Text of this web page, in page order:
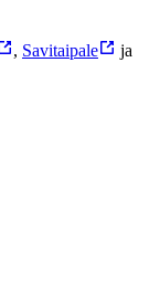
, Savitaipale
ja